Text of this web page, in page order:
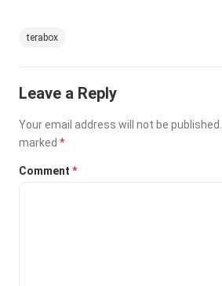
terabox
Leave a Reply
Your email address will not be published.
marked*
Comment*